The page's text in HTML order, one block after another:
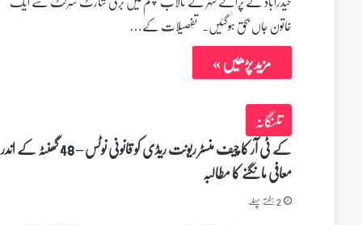
خاتون جاں بحق ہوگئیں. تفصیٖلات کے…
مزید پڑھیں »
تلنگانہ
کے ٹی آر کا چیف منسٹر ریونت ریڈی کو قانونی نوٹس – 48 گھنٹہ کے اندر
معافی مانگنے کا مطالبہ
2 ہفتے پہلے